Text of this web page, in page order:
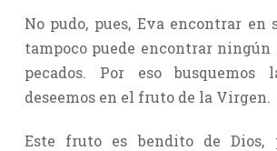
No pudo, pues, Eva encontrar en
tampoco puede encontrar ningún
pecados. Por eso busquemos
deseemos en el fruto de la Virgen.
Este fruto es bendito de Dios,